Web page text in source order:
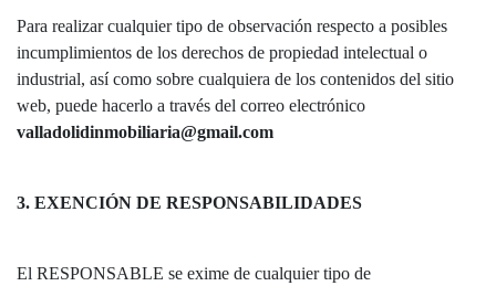
Para realizar cualquier tipo de observación respecto a posibles
incumplimientos de los derechos de propiedad intelectual o
industrial, así como sobre cualquiera de los contenidos del sitio
web, puede hacerlo a través del correo electrónico
valladolidinmobiliaria@gmail.com
3. EXENCIÓN DE RESPONSABILIDADES
El RESPONSABLE se exime de cualquier tipo de